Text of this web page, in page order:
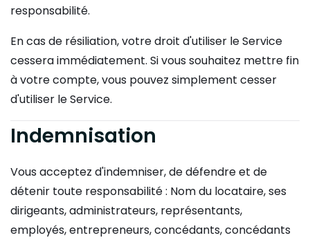
responsabilité.
En cas de résiliation, votre droit d'utiliser le Service
cessera immédiatement. Si vous souhaitez mettre fin
à votre compte, vous pouvez simplement cesser
d'utiliser le Service.
Indemnisation
Vous acceptez d'indemniser, de défendre et de
détenir toute responsabilité : Nom du locataire, ses
dirigeants, administrateurs, représentants,
employés, entrepreneurs, concédants, concédants